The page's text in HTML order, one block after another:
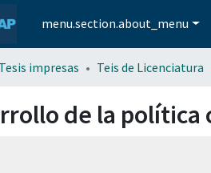
menu.section.about_menu
Tesis impresas Teis de Licenciatura
de la